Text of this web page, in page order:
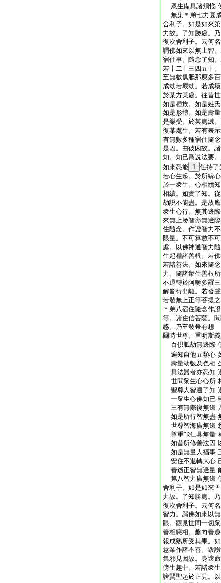
衆生備具諸煩惱
無染＊弟七力圓
舍利子。如是如來
力故。了知勝處。
復次舍利子。云何
謂佛如來以無上智
宿住事。隨念了知
若十二十三四五十
至無數倶胝那庾多
成劫若壞劫。若成
於某方某處。往昔
如是種族。如是姓
如是形體。如是壽
是樂受。於某處滅
復某處生。若有表
有無數多種宿住隨
是因。由彼因故。
知。知已爲説法要
如來悉能 1 任持了
若心生起。於所縁
於一衆生。心相續
相續。如實了知。
劫説不能盡。是故
衆生心行。無其邊
來無上勝智亦無邊
住隨念。作證智力
限量。不可算數不
處。以佛神通智力
生起種諸善根。若
若諸善法。如來隨
力。隨諸衆生善根
不退轉於阿耨多羅
解皆得出離。若發
若發無上正等菩提
＊弟八宿住隨念作
等。諸住信菩薩。
惑。乃至發希有想
爾時世尊。重明斯
百倶胝劫無邊際
遍知自他五類心
壽量劫數及色相
具法器者亦悉知
世間衆生心心所
聖尊大智遍了知
一衆生心佛知已
三有無際復無邊
如是所行智無盡
世尊智海廣無邊
尊重能仁具無量
如昔所修善法因
如是無量大福事
安住不退轉大心
善逝正智無邊量
第八智力廣無邊
舍利子。如是如來
力故。了知勝處。
復次舍利子。云何
智力。謂佛如來以
眼。觀見世間一切
善相惡相。趣向善
報成熟所受其果。
意業作諸不善。毀
集邪見因故。身壞
傍生趣中。若諸衆
謗賢聖起於正見。